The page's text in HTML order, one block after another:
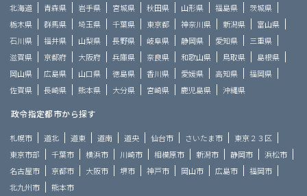
北海道 青森県 岩手県 宮城県 秋田県 山形県 福島県
茨城県
栃木県
群馬県 埼玉県 千葉県 東京都 神奈川県 新潟県
富山県
石川県
福井県 山梨県 長野県 岐阜県 静岡県 愛知県
三重県
滋賀県
京都府 大阪府 兵庫県 奈良県 和歌山県 鳥取県
島根県
岡山県
広島県 山口県 徳島県 香川県 愛媛県 高知県
福岡県
佐賀県
長崎県 熊本県 大分県 宮崎県 鹿児島県 沖縄県
政令指定都市から探す
札幌市 道北 道東 道南 道央 仙台市 さいたま市
東京２３区
東京市部
千葉市 横浜市 川崎市 相模原市 新潟市 静岡市
浜松市
名古屋市
京都市 大阪市 堺市 神戸市 岡山市 広島市
福岡市
北九州市
熊本市